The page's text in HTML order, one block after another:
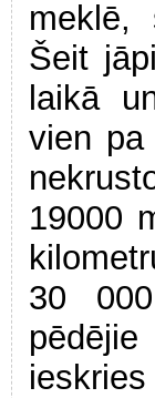
meklē,
Šeit
laikā
vien pa
19000
30